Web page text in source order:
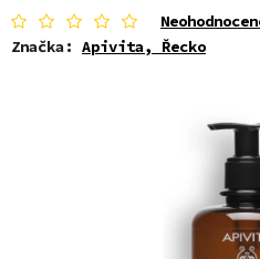
Průměrné
hodnocení
produktu
hvězdiček.
Značka: Apivita, Řecko